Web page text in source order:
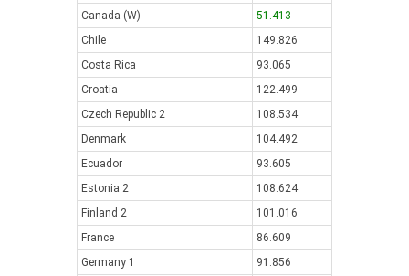
Canada (W)
51.413
Chile
149.826
Costa Rica
93.065
Croatia
122.499
Czech Republic 2
108.534
Denmark
104.492
Ecuador
93.605
Estonia 2
108.624
Finland 2
101.016
France
86.609
Germany 1
91.856